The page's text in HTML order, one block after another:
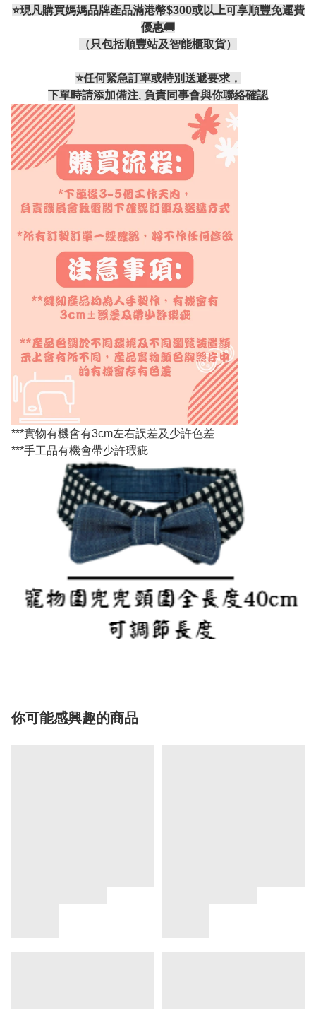
⭐現凡購買媽媽品牌產品滿港幣$300或以上可享順豐免運費
優惠🚚
（只包括順豐站及智能櫃取貨）
⭐️任何緊急訂單或特別送遞要求，
下單時請添加備注, 負責同事會與你聯絡確認
***實物有機會有3cm左右誤差及少許色差
***手工品有機會帶少許瑕疵
你可能感興趣的商品